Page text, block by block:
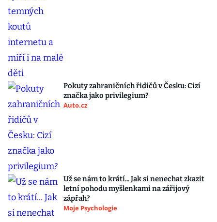
Pokuty zahraničních řidičů v Česku: Cizí
značka jako privilegium?
Auto.cz
Už se nám to krátí... Jak si nenechat zkazit
letní pohodu myšlenkami na zářijový
zápřah?
Moje Psychologie